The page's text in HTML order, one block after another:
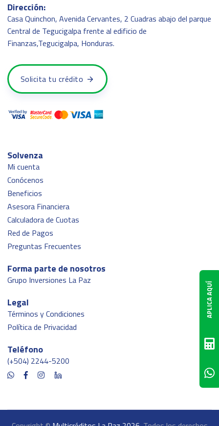
Dirección:
Casa Quinchon, Avenida Cervantes, 2 Cuadras abajo del parque
Central de Tegucigalpa frente al edificio de
Finanzas,Tegucigalpa, Honduras.
Solicita tu crédito
Solvenza
Mi cuenta
Conócenos
Beneficios
Asesora Financiera
Calculadora de Cuotas
Red de Pagos
Preguntas Frecuentes
Forma parte de nosotros
Grupo Inversiones La Paz
Legal
Términos y Condiciones
Política de Privacidad
Teléfono
(+504) 2244-5200
APLICA AQUÍ